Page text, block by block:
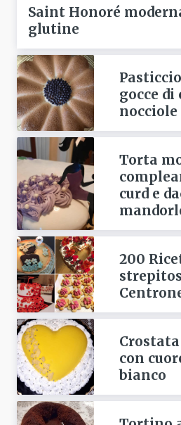
Saint Honoré
glutine
gocce di
Torta
curd e
200
con
bianco